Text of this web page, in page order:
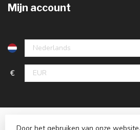
Mijn account
€